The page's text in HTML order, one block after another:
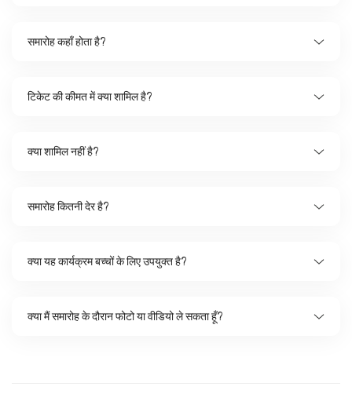
समारोह कहाँ होता है?
टिकेट की कीमत में क्या शामिल है?
क्या शामिल नहीं है?
समारोह कितनी देर है?
क्या यह कार्यक्रम बच्चों के लिए उपयुक्त है?
क्या मैं समारोह के दौरान फोटो या वीडियो ले सकता हूँ?